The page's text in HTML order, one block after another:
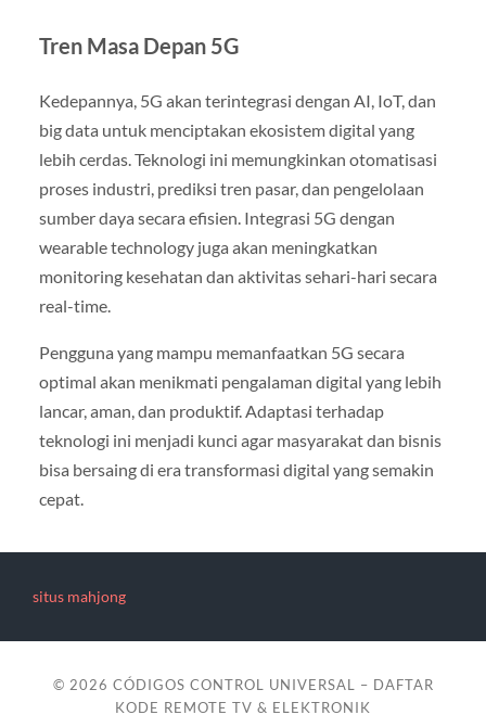
Tren Masa Depan 5G
Kedepannya, 5G akan terintegrasi dengan AI, IoT, dan
big data untuk menciptakan ekosistem digital yang
lebih cerdas. Teknologi ini memungkinkan otomatisasi
proses industri, prediksi tren pasar, dan pengelolaan
sumber daya secara efisien. Integrasi 5G dengan
wearable technology juga akan meningkatkan
monitoring kesehatan dan aktivitas sehari-hari secara
real-time.
Pengguna yang mampu memanfaatkan 5G secara
optimal akan menikmati pengalaman digital yang lebih
lancar, aman, dan produktif. Adaptasi terhadap
teknologi ini menjadi kunci agar masyarakat dan bisnis
bisa bersaing di era transformasi digital yang semakin
cepat.
situs mahjong
© 2026 CÓDIGOS CONTROL UNIVERSAL – DAFTAR
KODE REMOTE TV & ELEKTRONIK